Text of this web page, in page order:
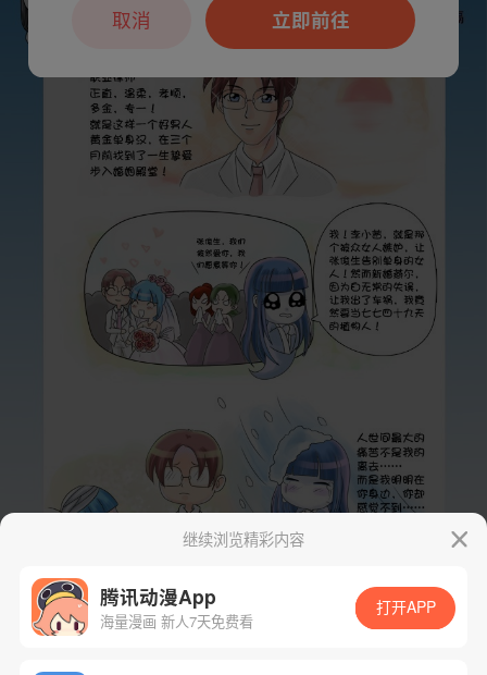
App免费看
继续浏览精彩内容
腾讯动漫App
海量漫画 新人7天免费看
打开APP
立即前往
取消